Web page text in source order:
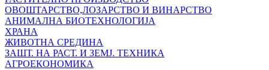
ОВОШТАРСТВО,ЛОЗАРСТВО И ВИНАРСТВО
АНИМАЛНА БИОТЕХНОЛОГИЈА
ХРАНА
ЖИВОТНА СРЕДИНА
ЗАШТ. НА РАСТ. И ЗЕМЈ. ТЕХНИКА
АГРОЕКОНОМИКА